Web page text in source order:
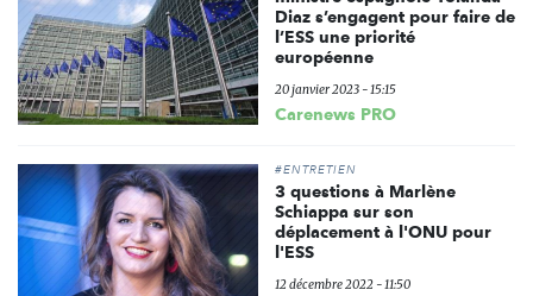
Diaz s’engagent pour faire de
l’ESS une priorité
européenne
20 janvier 2023 - 15:15
Carenews PRO
#ENTRETIEN
3 questions à Marlène
Schiappa sur son
déplacement à l'ONU pour
l'ESS
12 décembre 2022 - 11:50